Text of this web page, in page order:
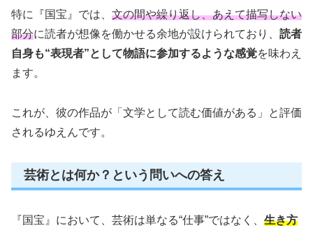
特に『国宝』では、 文の間や繰り返し、あえて描写しない
部分に読者が想像を働かせる余地が設けられており、 読者
自身も“表現者”として物語に参加するような感覚を味わえ
ます。
これが、彼の作品が「文学として読む価値がある」と評価
されるゆえんです。
芸術とは何か？という問いへの答え
『国宝』において、芸術は単なる“仕事”ではなく、 生き方